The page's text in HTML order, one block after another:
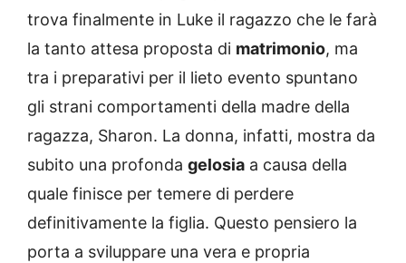
trova finalmente in Luke il ragazzo che le farà
la tanto attesa proposta di matrimonio, ma
tra i preparativi per il lieto evento spuntano
gli strani comportamenti della madre della
ragazza, Sharon. La donna, infatti, mostra da
subito una profonda gelosia a causa della
quale finisce per temere di perdere
definitivamente la figlia. Questo pensiero la
porta a sviluppare una vera e propria